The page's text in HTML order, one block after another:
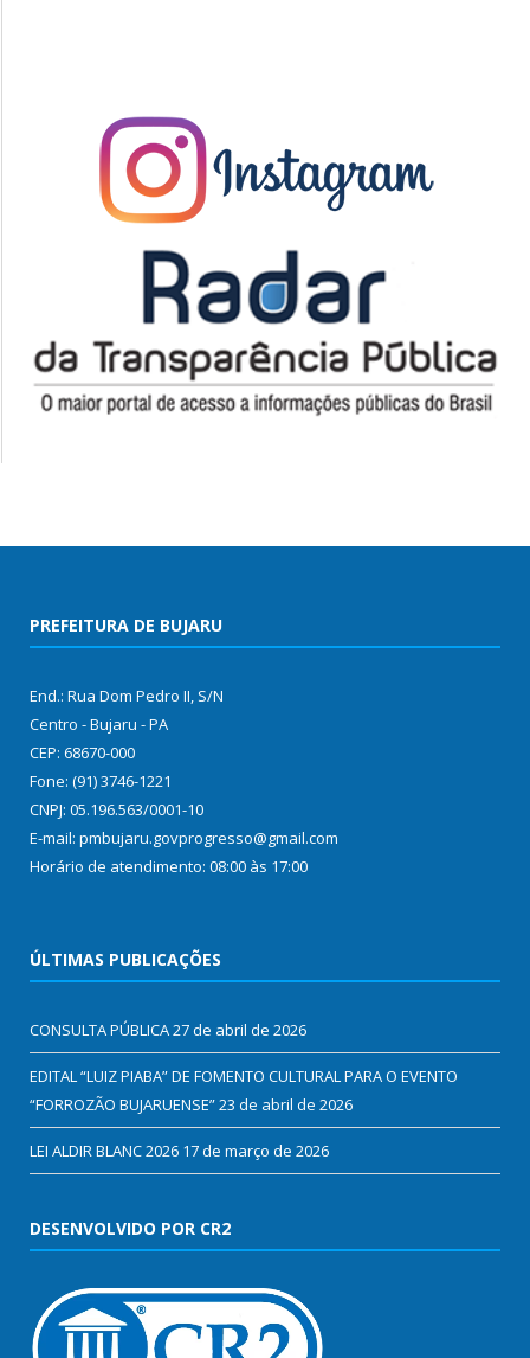
PREFEITURA DE BUJARU
End.: Rua Dom Pedro II, S/N
Centro - Bujaru - PA
CEP: 68670-000
Fone: (91) 3746-1221
CNPJ: 05.196.563/0001-10
E-mail: pmbujaru.govprogresso@gmail.com
Horário de atendimento: 08:00 às 17:00
ÚLTIMAS PUBLICAÇÕES
CONSULTA PÚBLICA27 de abril de 2026
EDITAL “LUIZ PIABA” DE FOMENTO CULTURAL PARA O EVENTO
“FORROZÃO BUJARUENSE”23 de abril de 2026
LEI ALDIR BLANC 2026 17 de março de 2026
DESENVOLVIDO POR CR2